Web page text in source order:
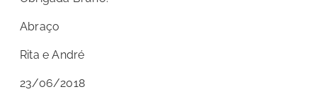
Abraço
Rita e André
23/06/2018